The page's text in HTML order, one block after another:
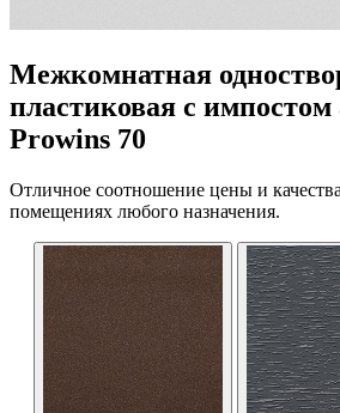
Межкомнатная
пластиковая с импостом
Prowins 70
Отличное соотношение цены и
помещениях любого назначения.